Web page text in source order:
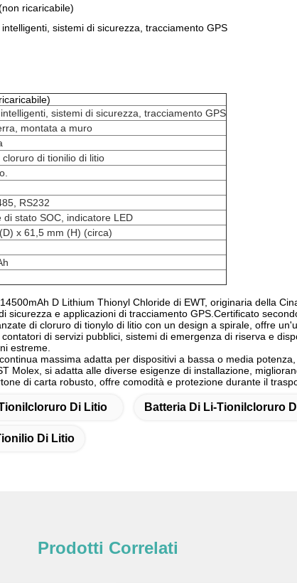
ricaricabile)
sistemi di sicurezza, tracciamento GPS
sistemi di sicurezza, tracciamento GPS
montata a muro
cloruro di tionilio di litio
RS232
di stato SOC, indicatore LED
x 61,5 mm (H) (circa)
D Lithium Thionyl Chloride di EWT, originaria della
sicurezza e applicazioni di tracciamento GPS.Certificato
di cloruro di tionylo di litio con un design a spirale, offre
di servizi pubblici, sistemi di emergenza di riserva e
estreme.
massima adatta per dispositivi a bassa o media
Molex, si adatta alle diverse esigenze di installazione,
di carta robusto, offre comodità e protezione durante il
Di Litio Batteria Di Li-Tionilcloruro
Di Litio
Prodotti Correlati